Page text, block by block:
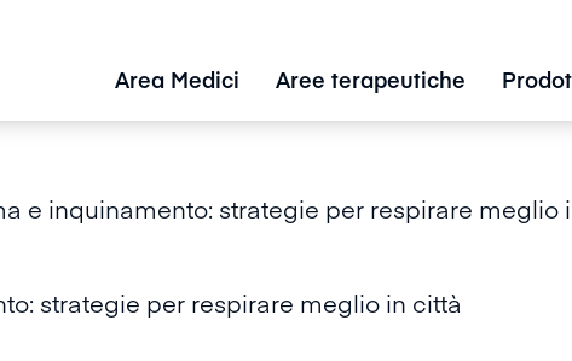
Area Medici Aree terapeutiche
e inquinamento: strategie per respirare meglio
strategie per respirare meglio in città